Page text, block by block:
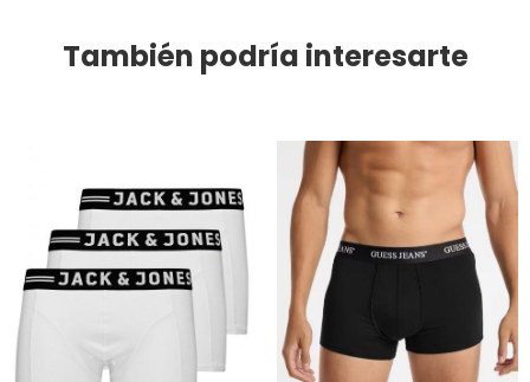
También podría interesarte